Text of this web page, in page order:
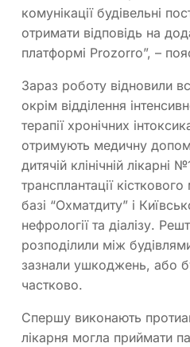
комунікації будівельні
отримати відповідь на
платформі Prozorro”, –
Зараз роботу відновили
окрім відділення
терапії хронічних
отримують медичну
дитячій клінічній лікарні
трансплантації
базі “Охматдиту” і
нефрології та діалізу.
розподілили між
зазнали ушкоджень, або
частково.
Спершу виконають
лікарня могла приймати